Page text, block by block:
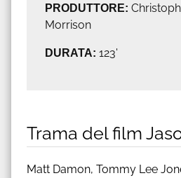
PRODUTTORE:
Morrison
DURATA: 123'
Trama del film
Matt Damon, Tommy Lee